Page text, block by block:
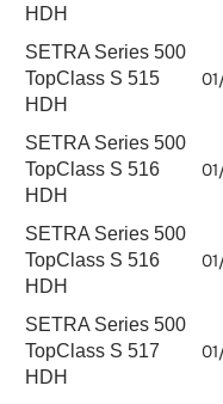
HDH
SETRA Series 500
TopClass S 515
HDH
SETRA Series 500
TopClass S 516
HDH
SETRA Series 500
TopClass S 516
HDH
SETRA Series 500
TopClass S 517
HDH